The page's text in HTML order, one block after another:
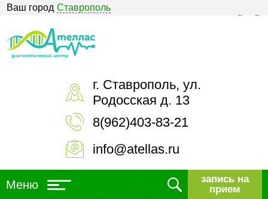
Ваш город Ставрополь
г. Ставрополь, ул.
Родосская д. 13
8(962)403-83-21
info@atellas.ru
Меню
запись на
прием